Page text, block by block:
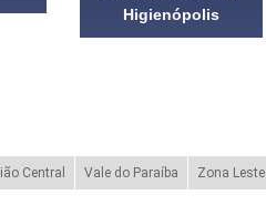
Higienópolis
Central Vale do Paraíba Zona Leste